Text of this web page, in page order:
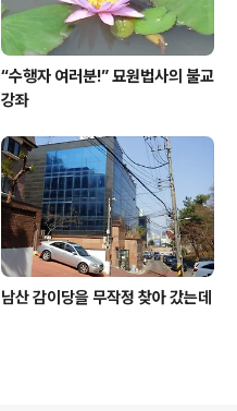
“수행자 여러분!” 묘원법사의 불교
강좌
남산 감이당을 무작정 찾아 갔는데